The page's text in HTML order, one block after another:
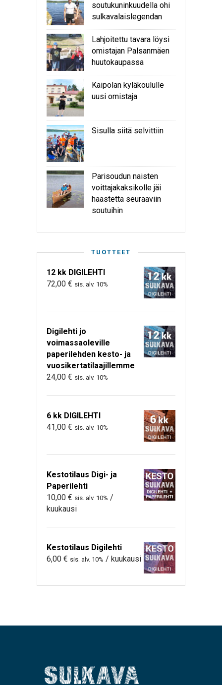
soutukuninkuudella ohi
sulkavalaislegendan
Lahjoitettu tavara löysi
omistajan Palsanmäen
huutokaupassa
Kaipolan kyläkoululle
uusi omistaja
Sisulla siitä selvittiin
Parisoudun naisten
voittajakaksikolle jäi
haastetta seuraaviin
soutuihin
TUOTTEET
12 kk DIGILEHTI
72,00 € sis. alv. 10%
Digilehti jo
voimassaoleville
paperilehden kesto- ja
vuosikertatilaajillemme
24,00 € sis. alv. 10%
6 kk DIGILEHTI
41,00 € sis. alv. 10%
Kestotilaus Digi- ja
Paperilehti
10,00 € sis. alv. 10% /
kuukausi
Kestotilaus Digilehti
6,00 € sis. alv. 10% / kuukausi